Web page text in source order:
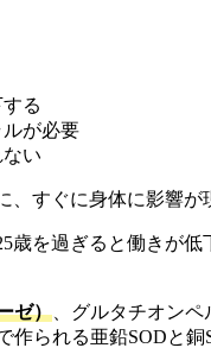
る
が必要
い
すぐに身体に影響
を過ぎると働きが
ゼ） 、グルタチオン
られる亜鉛SODと銅